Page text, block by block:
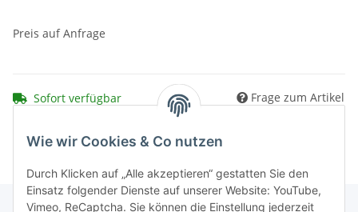
Preis auf Anfrage
Sofort verfügbar Frage zum Artikel
Wie wir Cookies & Co nutzen
Durch Klicken auf „Alle akzeptieren“ gestatten Sie den
Einsatz folgender Dienste auf unserer Website: YouTube,
Vimeo, ReCaptcha. Sie können die Einstellung jederzeit